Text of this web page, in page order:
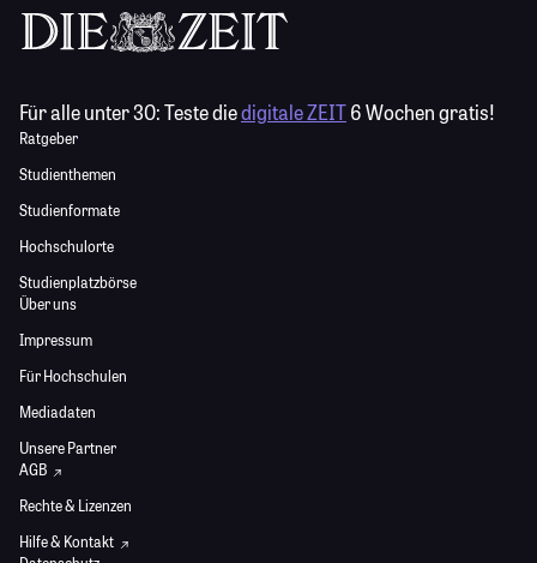
Für alle unter 30:Teste diedigitale ZEIT6 Wochen gratis!
Ratgeber
Studienthemen
Studienformate
Hochschulorte
Studienplatzbörse
Über uns
Impressum
Für Hochschulen
Mediadaten
Unsere Partner
AGB
Rechte & Lizenzen
Hilfe & Kontakt